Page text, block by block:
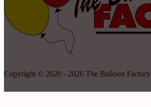
Copyright © 2020 - 2026 The Balloon Factory